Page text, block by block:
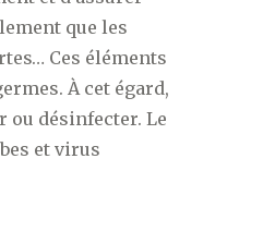
que les
Ces éléments
À cet égard,
désinfecter. Le
et virus